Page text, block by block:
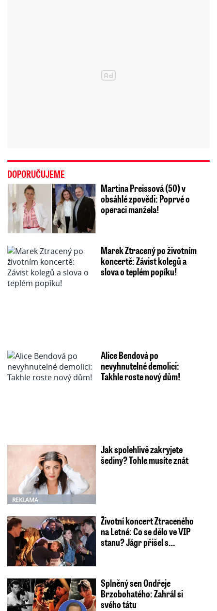
DOPORUČUJEME
Martina Preissová (50) v
obsáhlé zpovědi: Poprvé o
operaci manžela!
Marek Ztracený po životním
koncertě: Závist kolegů a
slova o teplém popíku!
Alice Bendová po
nevyhnutelné demolici:
Takhle roste nový dům!
REKLAMA
Jak spolehlivě zakryjete
šediny? Tohle musíte znát
Životní koncert Ztraceného
na Letné: Co se dělo ve VIP
stanu? Jágr přišel s…
Splněný sen Ondřeje
Brzobohatého: Zahrál si
svého tátu